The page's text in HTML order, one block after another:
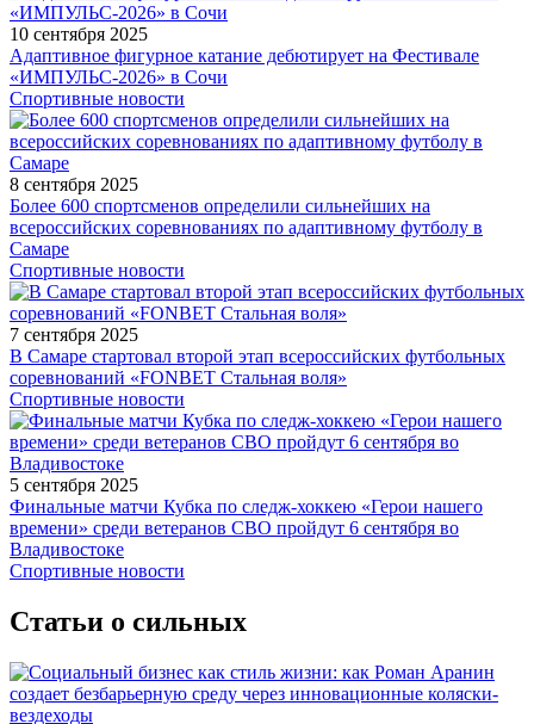
10 сентября 2025
Адаптивное фигурное катание дебютирует на Фестивале
«ИМПУЛЬС-2026» в Сочи
Спортивные новости
8 сентября 2025
Более 600 спортсменов определили сильнейших на
всероссийских соревнованиях по адаптивному футболу в
Самаре
Спортивные новости
7 сентября 2025
В Самаре стартовал второй этап всероссийских футбольных
соревнований «FONBET Стальная воля»
Спортивные новости
5 сентября 2025
Финальные матчи Кубка по следж-хоккею «Герои нашего
времени» среди ветеранов СВО пройдут 6 сентября во
Владивостоке
Спортивные новости
Статьи о сильных